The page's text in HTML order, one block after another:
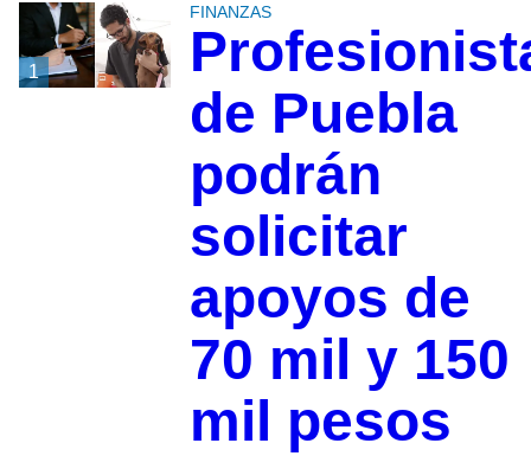
1
FINANZAS
de Puebla
podrán
solicitar
apoyos de
70 mil y 150
mil pesos